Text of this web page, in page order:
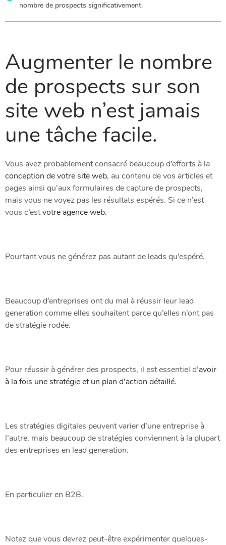
nombre de prospects significativement.
Augmenter le nombre
de prospects sur son
site web n’est jamais
une tâche facile.
Vous avez probablement consacré beaucoup d’efforts à la
conception de votre site web, au contenu de vos articles et
pages ainsi qu’aux formulaires de capture de prospects,
mais vous ne voyez pas les résultats espérés. Si ce n’est
vous c’estvotre agence web.
Pourtant vous ne générez pas autant de leads qu’espéré.
Beaucoup d’entreprises ont du mal à réussir leur lead
generation comme elles souhaitent parce qu’elles n’ont pas
de stratégie rodée.
Pour réussir à générer des prospects, il est essentiel d’avoir
à la fois une stratégie et un plan d’action détaillé.
Les stratégies digitales peuvent varier d’une entreprise à
l’autre, mais beaucoup de stratégies conviennent à la plupart
des entreprises en lead generation.
En particulier en B2B.
Notez que vous devrez peut-être expérimenter quelques-